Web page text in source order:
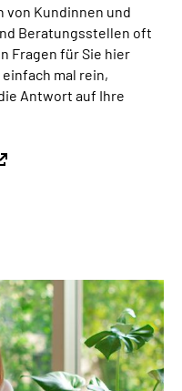
von Kundinnen und
Beratungsstellen oft
Fragen für Sie hier
mal rein,
Antwort auf Ihre